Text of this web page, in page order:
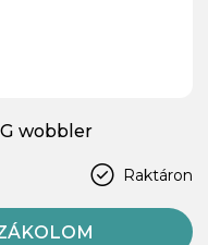
wobbler
Raktáron